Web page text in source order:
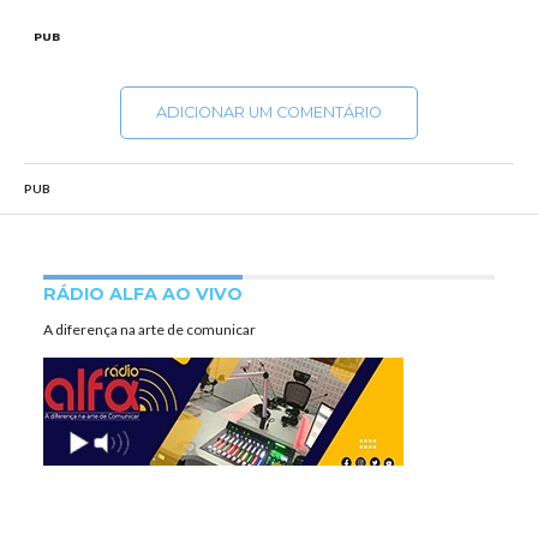
PUB
ADICIONAR UM COMENTÁRIO
PUB
RÁDIO ALFA AO VIVO
A diferença na arte de comunicar